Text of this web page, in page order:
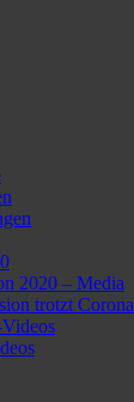
2020 – Media
trotzt Corona